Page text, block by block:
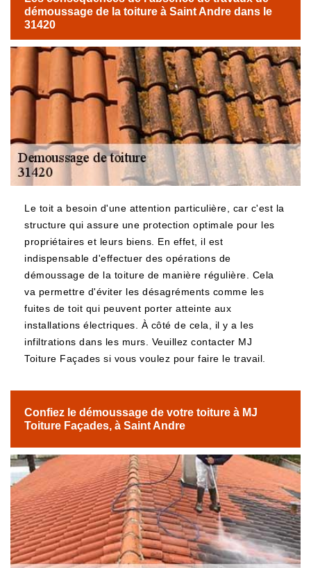
démoussage de la toiture à Saint Andre dans le
31420
Le toit a besoin d'une attention particulière, car c'est la
structure qui assure une protection optimale pour les
propriétaires et leurs biens. En effet, il est
indispensable d'effectuer des opérations de
démoussage de la toiture de manière régulière. Cela
va permettre d'éviter les désagréments comme les
fuites de toit qui peuvent porter atteinte aux
installations électriques. À côté de cela, il y a les
infiltrations dans les murs. Veuillez contacter MJ
Toiture Façades si vous voulez pour faire le travail.
Confiez le démoussage de votre toiture à MJ
Toiture Façades, à Saint Andre